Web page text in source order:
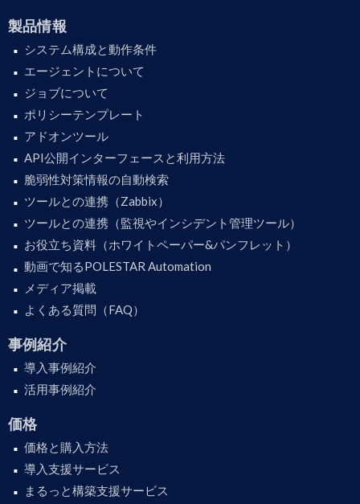
製品情報
システム構成と動作条件
エージェントについて
ジョブについて
ポリシーテンプレート
アドオンツール
API公開インターフェースと利用方法
脆弱性対策情報の自動検索
ツールとの連携（Zabbix）
ツールとの連携（監視やインシデント管理ツール）
お役立ち資料（ホワイトペーパー&パンフレット）
動画で知るPOLESTAR Automation
メディア掲載
よくある質問（FAQ）
事例紹介
導入事例紹介
活用事例紹介
価格
価格と購入方法
導入支援サービス
まるっと構築支援サービス